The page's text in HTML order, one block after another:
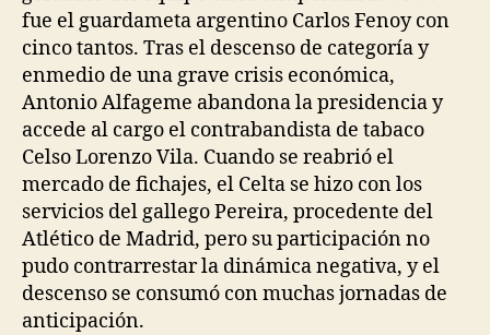
fue el guardameta argentino Carlos Fenoy con
cinco tantos. Tras el descenso de categoría y
enmedio de una grave crisis económica,
Antonio Alfageme abandona la presidencia y
accede al cargo el contrabandista de tabaco
Celso Lorenzo Vila. Cuando se reabrió el
mercado de fichajes, el Celta se hizo con los
servicios del gallego Pereira, procedente del
Atlético de Madrid, pero su participación no
pudo contrarrestar la dinámica negativa, y el
descenso se consumó con muchas jornadas de
anticipación.